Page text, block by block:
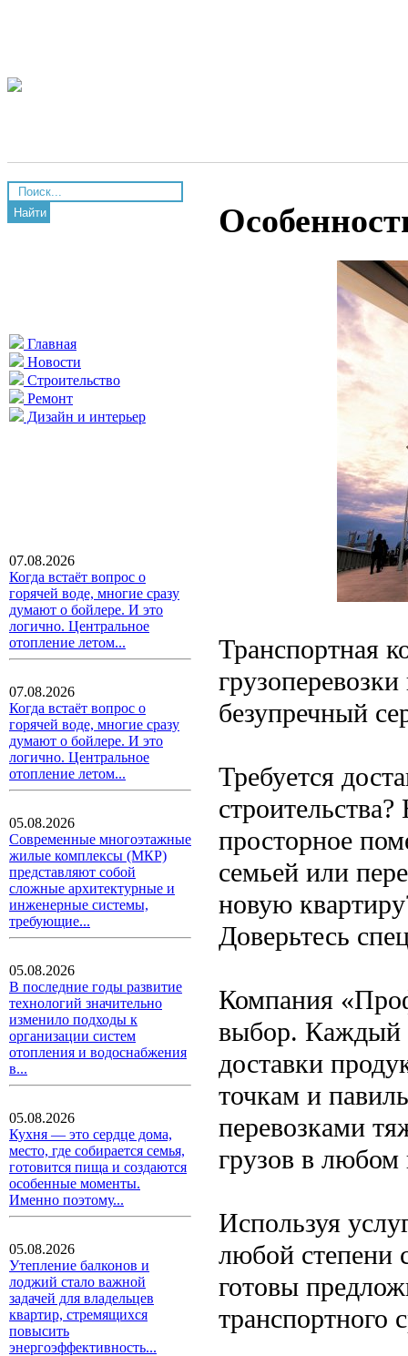
Найти
Главная
Новости
Строительство
Ремонт
Дизайн и интерьер
07.08.2026
Когда встаёт вопрос о
горячей воде, многие сразу
думают о бойлере. И это
логично. Центральное
отопление летом...
07.08.2026
Когда встаёт вопрос о
горячей воде, многие сразу
думают о бойлере. И это
логично. Центральное
отопление летом...
05.08.2026
Современные многоэтажные
жилые комплексы (МКР)
представляют собой
сложные архитектурные и
инженерные системы,
требующие...
05.08.2026
В последние годы развитие
технологий значительно
изменило подходы к
организации систем
отопления и водоснабжения
в...
05.08.2026
Кухня — это сердце дома,
место, где собирается семья,
готовится пища и создаются
особенные моменты.
Именно поэтому...
05.08.2026
Утепление балконов и
лоджий стало важной
задачей для владельцев
квартир, стремящихся
повысить
энергоэффективность...
Транспортная
безупречный
Требуется
просторное
семьей или
новую
Доверьтесь
Компания
выбор. Каждый
доставки
точкам и
перевозками
грузов в любом
Используя
любой степени
готовы
транспортного